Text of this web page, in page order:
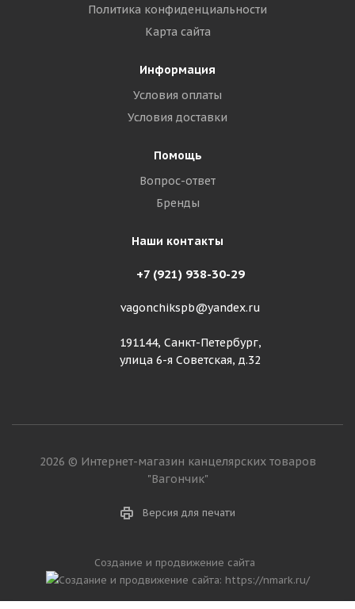
Политика конфиденциальности
Карта сайта
Информация
Условия оплаты
Условия доставки
Помощь
Вопрос-ответ
Бренды
Наши контакты
+7 (921) 938-30-29
vagonchikspb@yandex.ru
191144, Санкт-Петербург,
улица 6-я Советская, д.32
2026 © Интернет-магазин канцелярских товаров
"Вагончик"
Версия для печати
Создание и продвижение сайта